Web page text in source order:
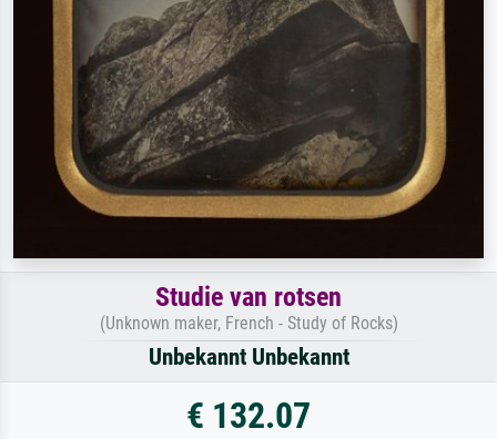
Studie van rotsen
(Unknown maker, French - Study of Rocks)
Unbekannt Unbekannt
€ 132.07